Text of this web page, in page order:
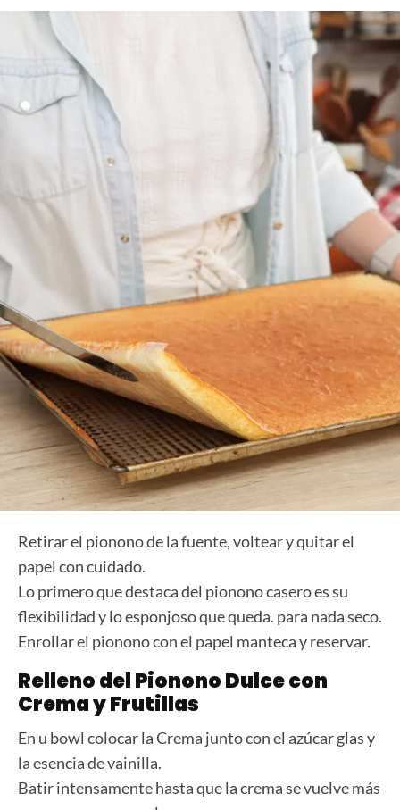
Retirar el pionono de la fuente, voltear y quitar el
papel con cuidado.
Lo primero que destaca del pionono casero es su
flexibilidad y lo esponjoso que queda. para nada seco.
Enrollar el pionono con el papel manteca y reservar.
Relleno del Pionono Dulce con
Crema y Frutillas
En u bowl colocar la Crema junto con el azúcar glas y
la esencia de vainilla.
Batir intensamente hasta que la crema se vuelve más